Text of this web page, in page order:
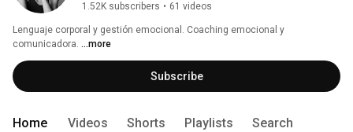
1.52K subscribers • 61 videos
Lenguaje corporal y gestión emocional. Coaching emocional y
comunicadora. ...more
Subscribe
Home Videos Shorts Playlists Search